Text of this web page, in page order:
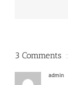
3 Comments
admin